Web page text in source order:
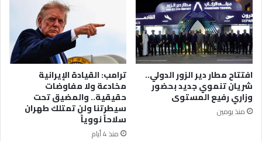
افتتاح مطار دير الزور الدولي..
شريان تنموي جديد بحضور
وزاري رفيع المستوى
منذ يومين
ترامب: القيادة الإيرانية
مخادعة ولا مفاوضات
حقيقية.. والمضيق تحت
سيطرتنا ولن تمتلك طهران
سلاحاً نووياً
منذ 4 أيام